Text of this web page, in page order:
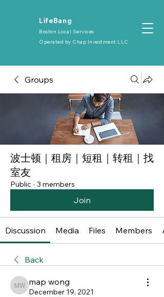
​LifeBang
Boston Local Services
Operated by Chap Investment LLC
Groups
波士顿｜租房｜短租｜转租｜找
室友
Public · 3 members
Join
Discussion Media Files Members
Back
map wong
map wong
December 19, 2021